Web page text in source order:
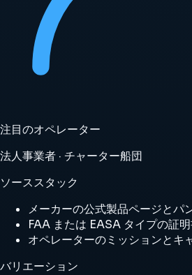
注目のオペレーター
法人事業者 · チャーター船団
ソーススタック
メーカーの公式製品ページとパ
FAA または EASA タイプの証
オペレーターのミッションとキ
バリエーション